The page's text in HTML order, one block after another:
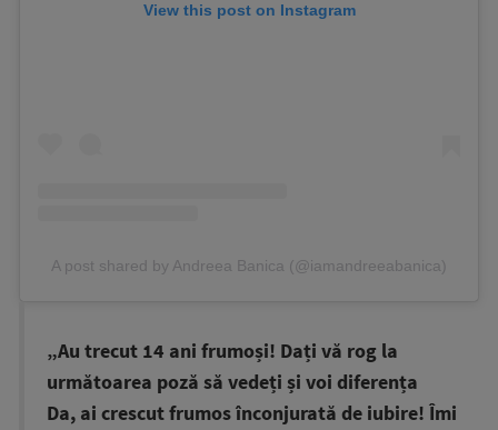
View this post on Instagram
A post shared by Andreea Banica (@iamandreeabanica)
„Au trecut 14 ani frumoși! Dați vă rog la
următoarea poză să vedeți și voi diferența
Da, ai crescut frumos înconjurată de iubire! Îmi